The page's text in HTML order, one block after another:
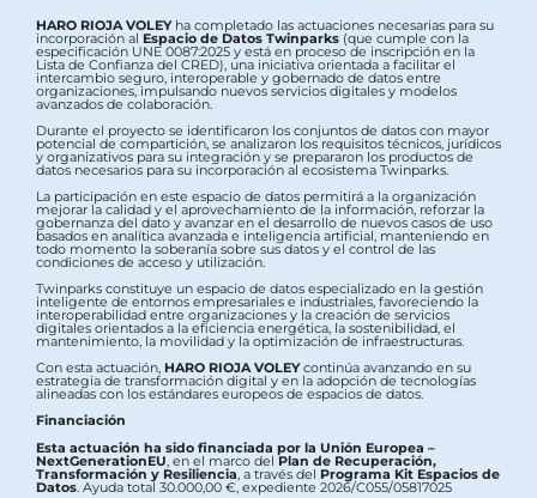
HARO RIOJA VOLEYha completado las actuaciones necesarias para su
incorporación al Espacio de Datos Twinparks (que cumple con la
especificación UNE 0087:2025 y está en proceso de inscripción en la
Lista de Confianza del CRED), una iniciativa orientada a facilitar el
intercambio seguro, interoperable y gobernado de datos entre
organizaciones, impulsando nuevos servicios digitales y modelos
avanzados de colaboración.
Durante el proyecto se identificaron los conjuntos de datos con mayor
potencial de compartición, se analizaron los requisitos técnicos, jurídicos
y organizativos para su integración y se prepararon los productos de
datos necesarios para su incorporación al ecosistema Twinparks.
La participación en este espacio de datos permitirá a la organización
mejorar la calidad y el aprovechamiento de la información, reforzar la
gobernanza del dato y avanzar en el desarrollo de nuevos casos de uso
basados en analítica avanzada e inteligencia artificial, manteniendo en
todo momento la soberanía sobre sus datos y el control de las
condiciones de acceso y utilización.
Twinparks constituye un espacio de datos especializado en la gestión
inteligente de entornos empresariales e industriales, favoreciendo la
interoperabilidad entre organizaciones y la creación de servicios
digitales orientados a la eficiencia energética, la sostenibilidad, el
mantenimiento, la movilidad y la optimización de infraestructuras.
Con esta actuación, HARO RIOJA VOLEYcontinúa avanzando en su
estrategia de transformación digital y en la adopción de tecnologías
alineadas con los estándares europeos de espacios de datos.
Financiación
Esta actuación ha sido financiada por la Unión Europea –
NextGenerationEU , en el marco delPlan de Recuperación,
Transformación y Resiliencia , a través del Programa Kit Espacios de
Datos . Ayuda total 30.000,00 €, expediente 2026/C055/05817025